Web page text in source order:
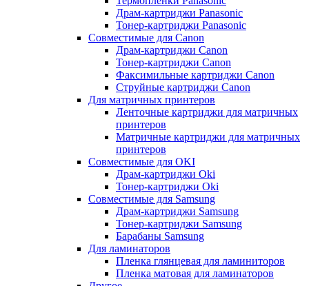
Драм-картриджи Panasonic
Тонер-картриджи Panasonic
Совместимые для Canon
Драм-картриджи Canon
Тонер-картриджи Canon
Факсимильные картриджи Canon
Струйные картриджи Canon
Для матричных принтеров
Ленточные картриджи для матричных
принтеров
Матричные картриджи для матричных
принтеров
Совместимые для OKI
Драм-картриджи Oki
Тонер-картриджи Oki
Совместимые для Samsung
Драм-картриджи Samsung
Тонер-картриджи Samsung
Барабаны Samsung
Для ламинаторов
Пленка глянцевая для ламиниторов
Пленка матовая для ламинаторов